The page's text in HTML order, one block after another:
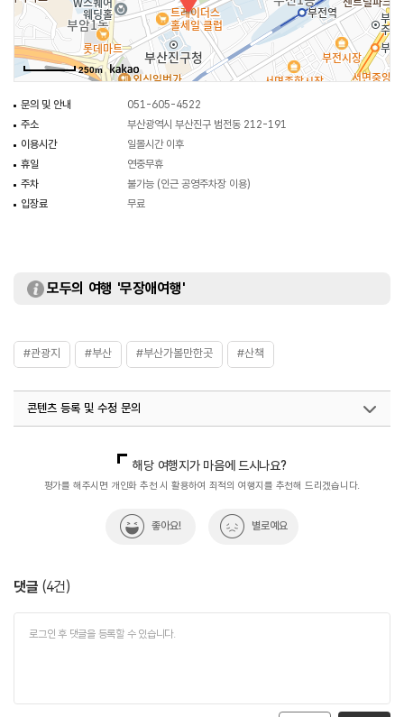
250m
문의 및 안내
051-605-4522
주소
부산광역시 부산진구 범전동 212-191
이용시간
일몰시간 이후
휴일
연중무휴
주차
불가능 (인근 공영주차장 이용)
입장료
무료
모두의 여행 '무장애여행'
#관광지 #부산 #부산가볼만한곳 #산책
콘텐츠 등록 및 수정 문의
해당 여행지가 마음에 드시나요?
평가를 해주시면 개인화 추천 시 활용하여 최적의 여행지를 추천해 드리겠습니다.
좋아요! 별로예요
댓글 (4건)